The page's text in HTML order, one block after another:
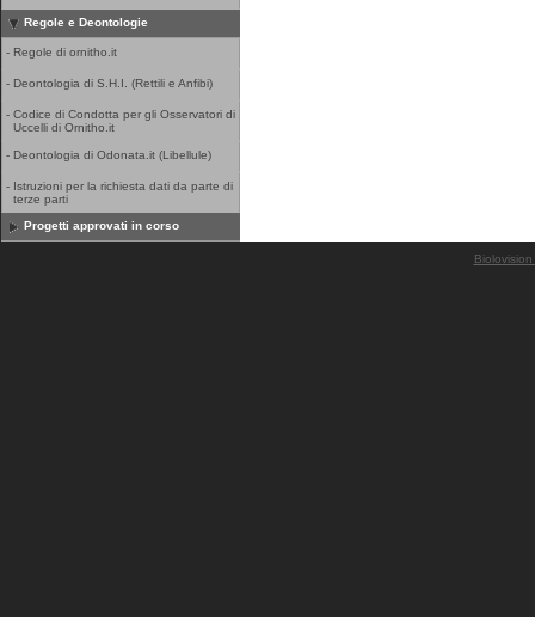
Regole e Deontologie
- Regole di ornitho.it
- Deontologia di S.H.I. (Rettili e Anfibi)
- Codice di Condotta per gli Osservatori di
Uccelli di Ornitho.it
- Deontologia di Odonata.it (Libellule)
- Istruzioni per la richiesta dati da parte di
terze parti
Progetti approvati in corso
Biolovision